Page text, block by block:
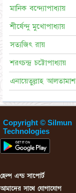
মানিক বন্দ্যোপাধ্যায়
শীর্ষেন্দু মুখোপাধ্যায়
সত্যজিৎ রায়
শরৎচন্দ্র চট্টোপাধ্যায়
এনায়েতুল্লাহ আলতামাশ
Copyright © Silmun
Technologies
হেল্প এন্ড সাপোর্ট
আমাদের সাথে যোগাযোগ